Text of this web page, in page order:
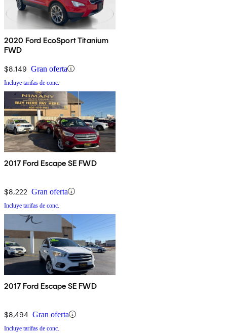
2020 Ford EcoSport Titanium
FWD
$8,149 Gran oferta
Incluye tarifas de conc.
2017 Ford Escape SE FWD
$8,222 Gran oferta
Incluye tarifas de conc.
2017 Ford Escape SE FWD
$8,494 Gran oferta
Incluye tarifas de conc.